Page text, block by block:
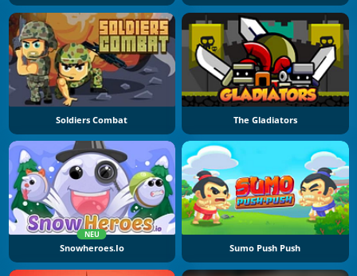
Soldiers Combat The Gladiators
NEU
Snowheroes.io Sumo Push Push